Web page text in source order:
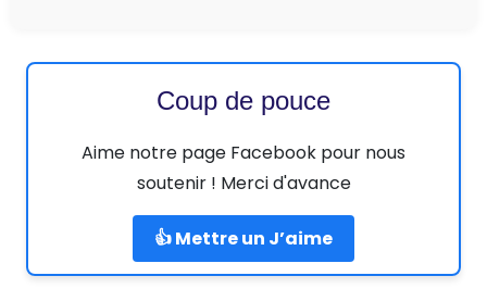
Coup de pouce
Aime notre page Facebook pour nous
soutenir ! Merci d'avance
👍 Mettre un J’aime